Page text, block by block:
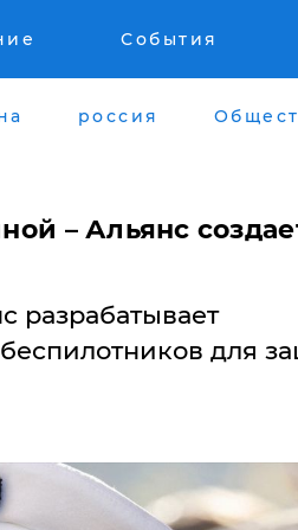
События
россия
– Альянс
разрабатывает
для